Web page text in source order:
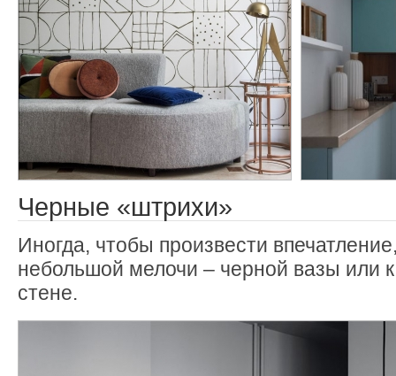
Черные «штрихи»
Иногда, чтобы произвести
небольшой мелочи – черной вазы или
стене.